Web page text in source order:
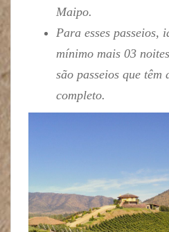
Maipo.
Para esses passeios,
mínimo mais 03
são passeios que
completo.